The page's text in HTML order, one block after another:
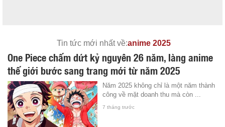
Tin tức mới nhất về:anime 2025
One Piece chấm dứt kỷ nguyên 26 năm, làng anime
thế giới bước sang trang mới từ năm 2025
Năm 2025 không chỉ là một năm thành
công về mặt doanh thu mà còn ...
7 tháng trước